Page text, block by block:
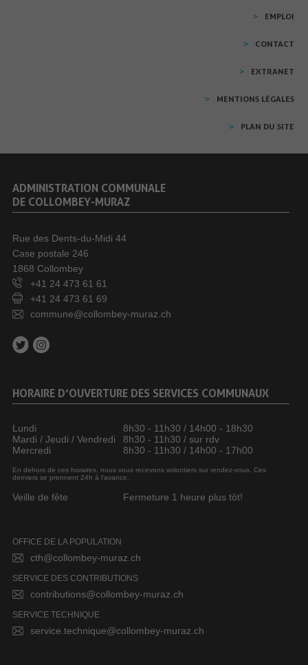
EMPLOI
CONTACT
EXTRANET
MENTIONS LÉGALES
PLAN DU SITE
ADMINISTRATION COMMUNALE
DE COLLOMBEY-MURAZ
Rue des Dents-du-Midi 44
Case postale 246
1868 Collombey
+41 24 473 61 61
+41 24 473 61 69
commune@collombey-muraz.ch
HORAIRE D’OUVERTURE DES SERVICES COMMUNAUX
Lundi
8h30 - 11h30 / 14h00 - 18h30
Mardi / Jeudi / Vendredi
8h30 - 11h30 / sur rdv
Mercredi
8h30 - 11h30 / 14h00 - 17h00
En dehors de ces horaires, nous vous recevons volontiers sur rendez-vous. Ces
derniers se prennent 24h à l’avance.
Veille de fête Fermeture 1 heure plus tôt!
OFFICE DE LA POPULATION
cth@collombey-muraz.ch
SERVICE DES CONTRIBUTIONS
contributions@collombey-muraz.ch
SERVICE TECHNIQUE
service.technique@collombey-muraz.ch